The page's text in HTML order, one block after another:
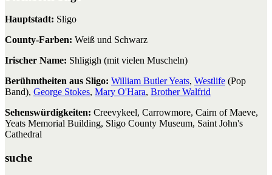
Hauptstadt: Sligo
County-Farben: Weiß und Schwarz
Irischer Name: Shligigh (mit vielen Muscheln)
Berühmtheiten aus Sligo: William Butler Yeats, Westlife (Pop
Band), George Stokes, Mary O'Hara, Brother Walfrid
Sehenswürdigkeiten: Creevykeel, Carrowmore, Cairn of Maeve,
Yeats Memorial Building, Sligo County Museum, Saint John's
Cathedral
suche